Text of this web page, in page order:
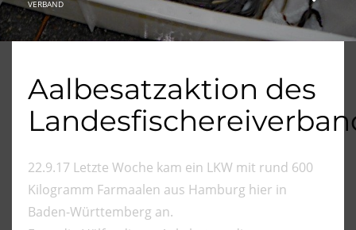
VERBAND
Aalbesatzaktion des
22.9.17 Letzte Woche kam ein LKW mit rund 600
Kilogramm Farmaalen aus Hamburg hier in
Baden-Württemberg an.